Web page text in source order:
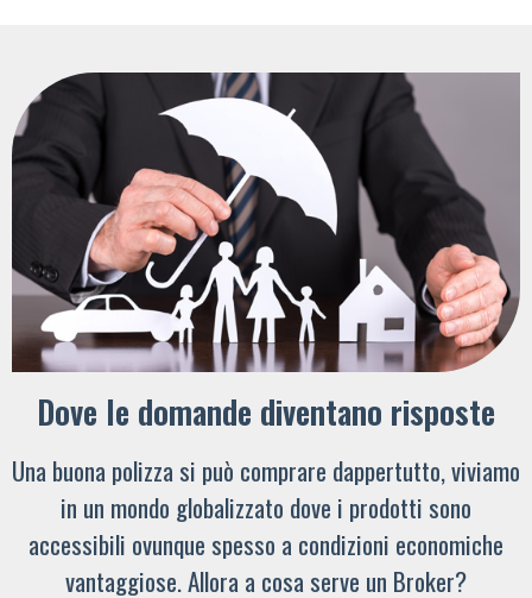
Dove le domande diventano risposte
Una buona polizza si può comprare dappertutto, viviamo
in un mondo globalizzato dove i prodotti sono
accessibili ovunque spesso a condizioni economiche
vantaggiose. Allora a cosa serve un Broker?